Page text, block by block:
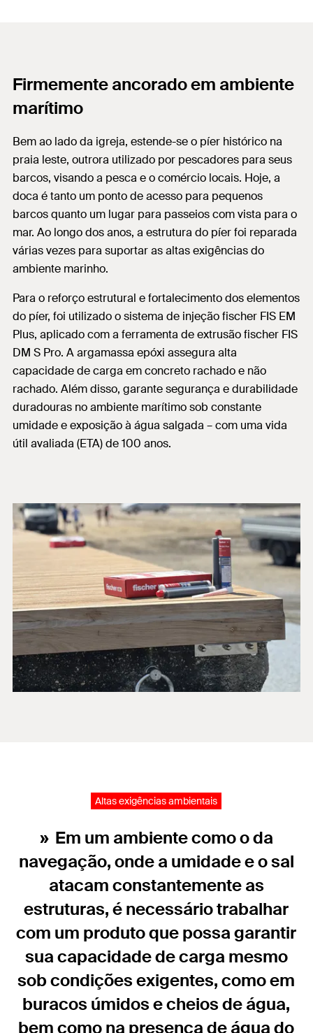
Firmemente ancorado em ambiente
marítimo
Bem ao lado da igreja, estende-se o píer histórico na
praia leste, outrora utilizado por pescadores para seus
barcos, visando a pesca e o comércio locais. Hoje, a
doca é tanto um ponto de acesso para pequenos
barcos quanto um lugar para passeios com vista para o
mar. Ao longo dos anos, a estrutura do píer foi reparada
várias vezes para suportar as altas exigências do
ambiente marinho.
Para o reforço estrutural e fortalecimento dos elementos
do píer, foi utilizado o sistema de injeção fischer FIS EM
Plus, aplicado com a ferramenta de extrusão fischer FIS
DM S Pro. A argamassa epóxi assegura alta
capacidade de carga em concreto rachado e não
rachado. Além disso, garante segurança e durabilidade
duradouras no ambiente marítimo sob constante
umidade e exposição à água salgada – com uma vida
útil avaliada (ETA) de 100 anos.
Altas exigências ambientais
Em um ambiente como o da
navegação, onde a umidade e o sal
atacam constantemente as
estruturas, é necessário trabalhar
com um produto que possa garantir
sua capacidade de carga mesmo
sob condições exigentes, como em
buracos úmidos e cheios de água,
bem como na presença de água do